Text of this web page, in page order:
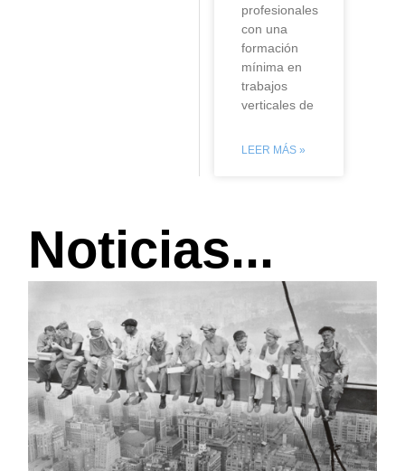
profesionales
con una
formación
mínima en
trabajos
verticales de
LEER MÁS »
Noticias...